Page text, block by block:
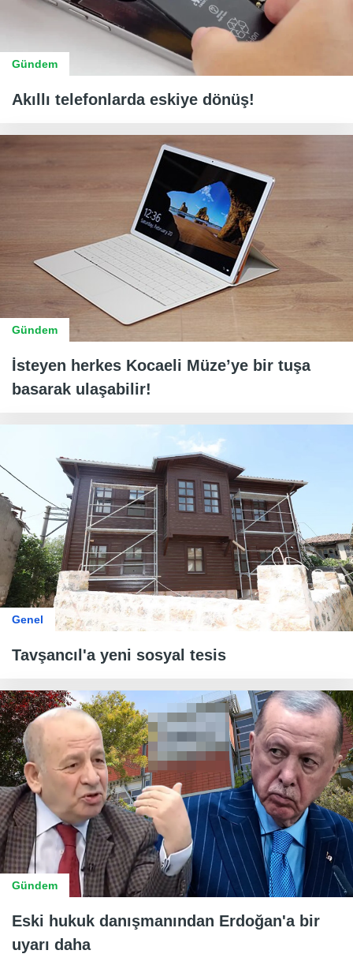
Gündem
Akıllı telefonlarda eskiye dönüş!
Gündem
İsteyen herkes Kocaeli Müze’ye bir tuşa
basarak ulaşabilir!
Genel
Tavşancıl'a yeni sosyal tesis
Gündem
Eski hukuk danışmanından Erdoğan'a bir
uyarı daha